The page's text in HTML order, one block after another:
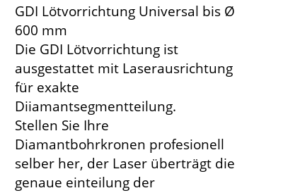
GDI Lötvorrichtung Universal bis Ø
600 mm
Die GDI Lötvorrichtung ist
ausgestattet mit Laserausrichtung
für exakte
Diiamantsegmentteilung.
Stellen Sie Ihre
Diamantbohrkronen profesionell
selber her, der Laser überträgt die
genaue einteilung der